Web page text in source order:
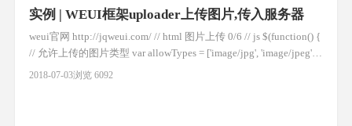
实例 | WEUI框架uploader上传图片,传入服务器
weui官网 http://jqweui.com/ // html 图片上传 0/6 // js $(function() {
// 允许上传的图片类型 var allowTypes = ['image/jpg', 'image/jpeg',
'image/png', 'image/gif']; // 1024KB，也就是 1MB var maxSize =
2018-07-03浏览 6092